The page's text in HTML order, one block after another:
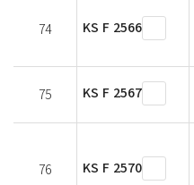
74 KS F 2566
75 KS F 2567
76 KS F 2570